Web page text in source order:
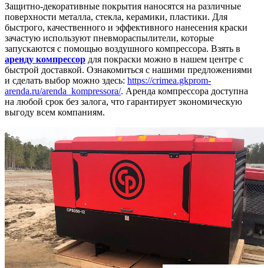
Защитно-декоративные покрытия наносятся на различные
поверхности металла, стекла, керамики, пластики. Для
быстрого, качественного и эффективного нанесения краски
зачастую используют пневмораспылители, которые
запускаются с помощью воздушного компрессора. Взять в
аренду компрессор для покраски можно в нашем центре с
быстрой доставкой. Ознакомиться с нашими предложениями
и сделать выбор можно здесь: https://crimea.gkprom-
arenda.ru/arenda_kompressora/. Аренда компрессора доступна
на любой срок без залога, что гарантирует экономическую
выгоду всем компаниям.